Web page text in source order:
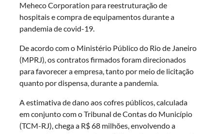
Meheco Corporation para reestruturação de
hospitais e compra de equipamentos durante a
pandemia de covid-19.
De acordo com o Ministério Público do Rio de Janeiro
(MPRJ), os contratos firmados foram direcionados
para favorecer a empresa, tanto por meio de licitação
quanto por dispensa, durante a pandemia.
A estimativa de dano aos cofres públicos, calculada
em conjunto com o Tribunal de Contas do Município
(TCM-RJ), chega a R$ 68 milhões, envolvendo a